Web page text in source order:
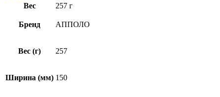
Вес
257 г
Бренд АППОЛО
Вес (г) 257
Ширина (мм) 150